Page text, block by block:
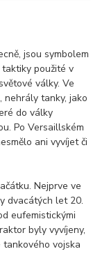
jsou symbolem
použité v
války. Ve
nehrály tanky, jako
do války
Po Versaillském
ani vyvíjet či
Nejprve ve
dvacátých let 20.
eufemistickými
byly vyvíjeny,
vojska